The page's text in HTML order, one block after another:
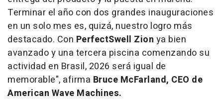
Terminar el año con dos grandes inauguraciones
en un solo mes es, quizá, nuestro logro más
destacado. Con PerfectSwell Zion ya bien
avanzado y una tercera piscina comenzando su
actividad en Brasil, 2026 será igual de
memorable", afirma Bruce McFarland, CEO de
American Wave Machines.